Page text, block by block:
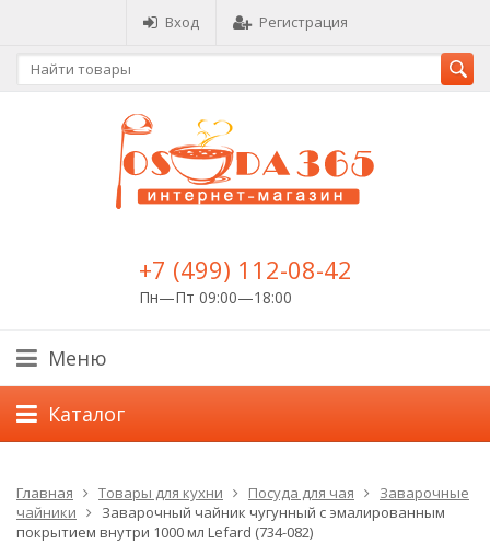
Вход Регистрация
+7 (499) 112-08-42
Пн—Пт 09:00—18:00
Меню
Каталог
Главная Товары для кухни Посуда для чая
Заварочные
чайники
Заварочный чайник чугунный с эмалированным
покрытием внутри 1000 мл Lefard (734-082)